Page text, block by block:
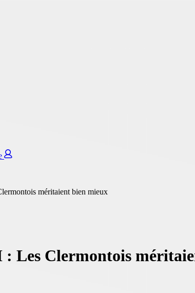
méritaient bien mieux
: Les Clermontois